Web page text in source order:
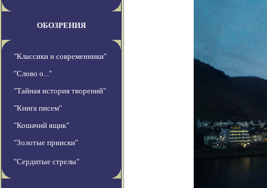
ОБОЗРЕНИЯ
"Классики и современники"
"Слово о..."
"Тайная история творений"
"Книга писем"
"Кошачий ящик"
"Золотые прииски"
"Сердитые стрелы"